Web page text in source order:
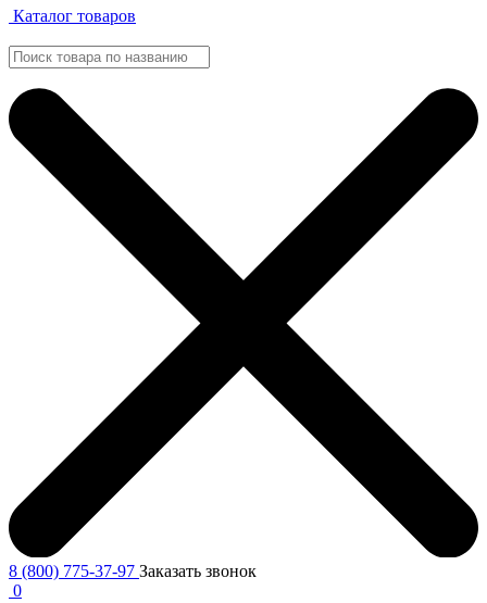
Каталог товаров
8 (800) 775-37-97 Заказать звонок
0